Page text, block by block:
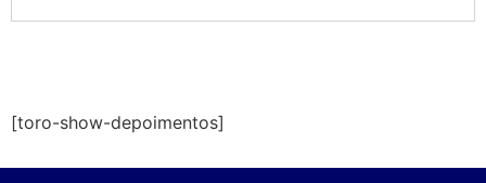
[toro-show-depoimentos]